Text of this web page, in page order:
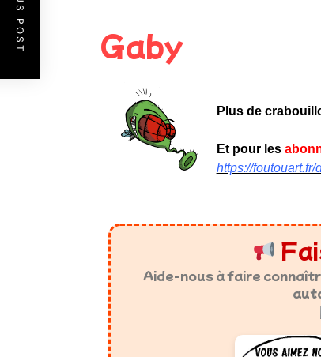
Gaby
Plus de
Et pour les
https://
Aide-nous à faire